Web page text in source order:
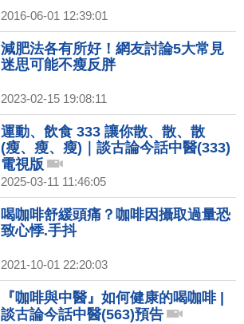
2016-06-01 12:39:01
減肥法各有所好！網友討論5大常見
迷思可能不瘦反胖
2023-02-15 19:08:11
運動、飲食 333 讓你散、散、散
(瘦、瘦、瘦)｜談古論今話中醫(333)
電視版
2025-03-11 11:46:05
喝咖啡舒緩頭痛？咖啡因攝取過量恐
致心悸.手抖
2021-10-01 22:20:03
『咖啡與中醫』如何健康的喝咖啡 |
談古論今話中醫(563)預告